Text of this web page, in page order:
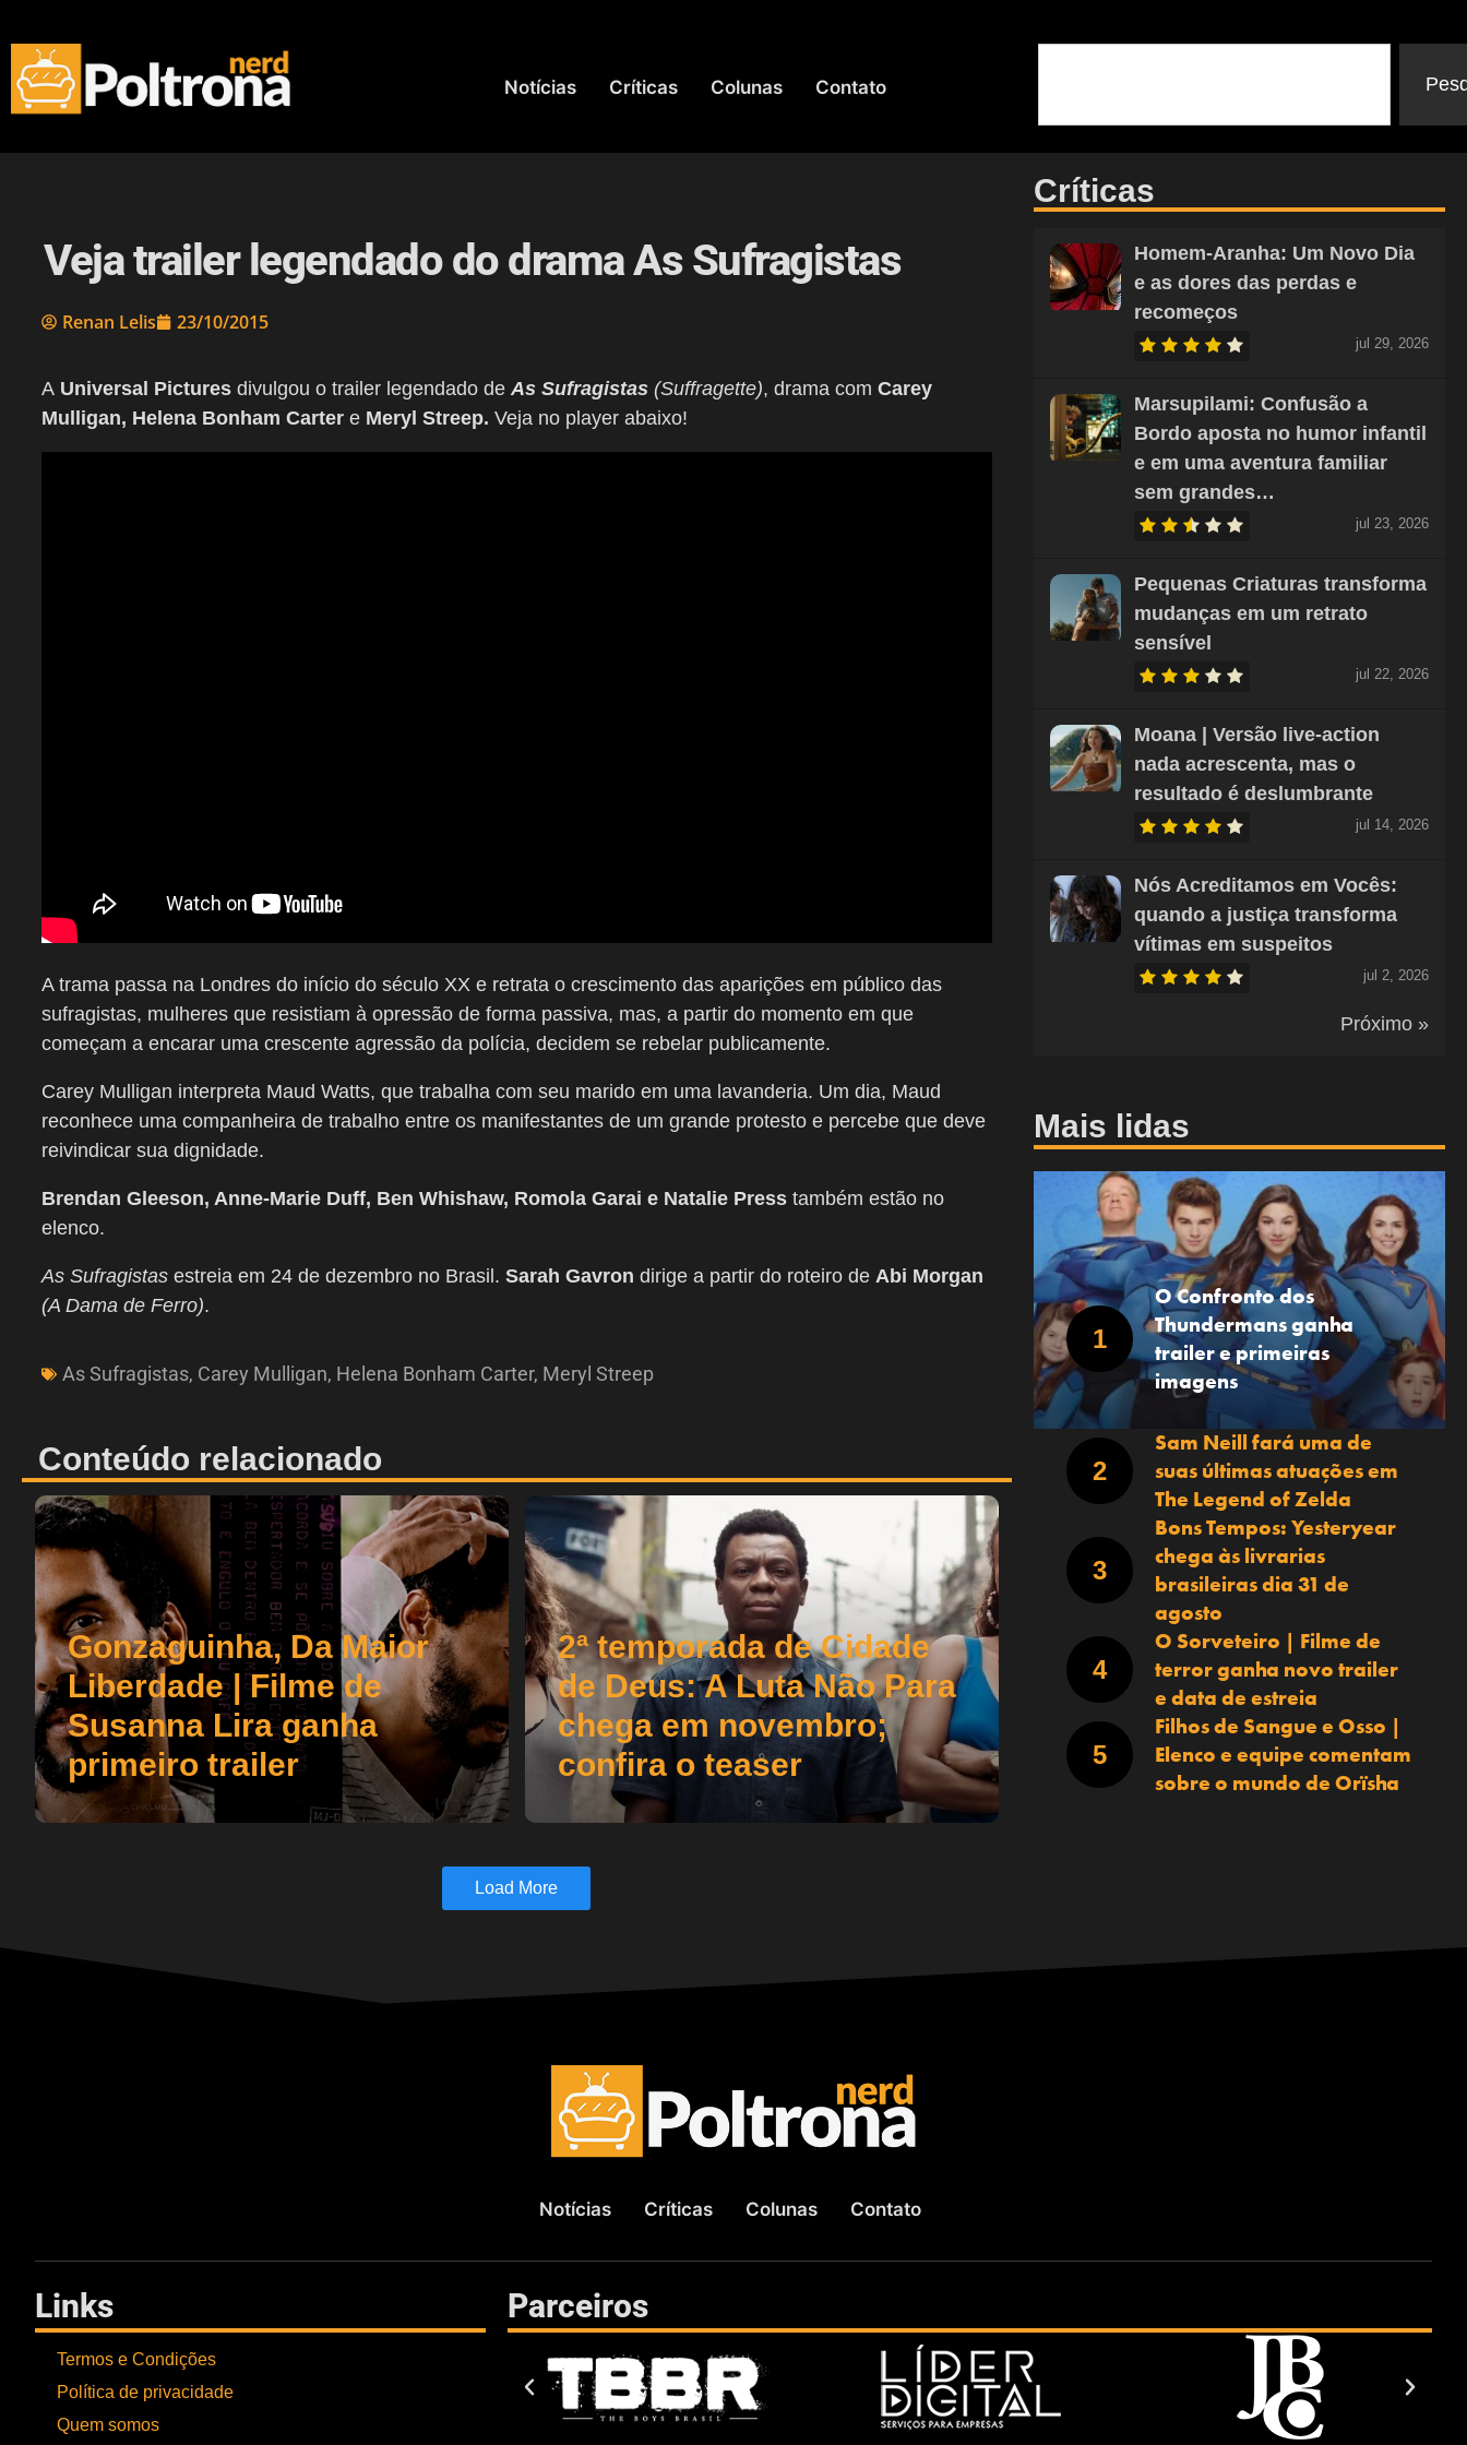
Notícias Críticas Colunas Contato
Veja trailer legendado do drama As Sufragistas
Renan Lelis 23/10/2015
A Universal Pictures divulgou o trailer legendado de As Sufragistas (Suffragette), drama com Carey
Mulligan, Helena Bonham Carter e Meryl Streep. Veja no player abaixo!
A trama passa na Londres do início do século XX e retrata o crescimento das aparições em público das
sufragistas, mulheres que resistiam à opressão de forma passiva, mas, a partir do momento em que
começam a encarar uma crescente agressão da polícia, decidem se rebelar publicamente.
Carey Mulligan interpreta Maud Watts, que trabalha com seu marido em uma lavanderia. Um dia, Maud
reconhece uma companheira de trabalho entre os manifestantes de um grande protesto e percebe que deve
reivindicar sua dignidade.
Brendan Gleeson, Anne-Marie Duff, Ben Whishaw, Romola Garai e Natalie Press também estão no
elenco.
As Sufragistas estreia em 24 de dezembro no Brasil. Sarah Gavron dirige a partir do roteiro de Abi Morgan
(A Dama de Ferro).
As Sufragistas, Carey Mulligan, Helena Bonham Carter, Meryl Streep
Conteúdo relacionado
Gonzaguinha, Da Maior
Liberdade | Filme de
Susanna Lira ganha
primeiro trailer
2ª temporada de Cidade
de Deus: A Luta Não Para
chega em novembro;
confira o teaser
Load More
Críticas
Homem-Aranha: Um Novo Dia
e as dores das perdas e
recomeços
jul 29, 2026
Marsupilami: Confusão a
Bordo aposta no humor infantil
e em uma aventura familiar
sem grandes…
jul 23, 2026
Pequenas Criaturas transforma
mudanças em um retrato
sensível
jul 22, 2026
Moana | Versão live-action
nada acrescenta, mas o
resultado é deslumbrante
jul 14, 2026
Nós Acreditamos em Vocês:
quando a justiça transforma
vítimas em suspeitos
jul 2, 2026
Próximo »
Mais lidas
O Confronto dos
Thundermans ganha
trailer e primeiras
imagens
Sam Neill fará uma de
suas últimas atuações em
The Legend of Zelda
Bons Tempos: Yesteryear
chega às livrarias
brasileiras dia 31 de
agosto
O Sorveteiro | Filme de
terror ganha novo trailer
e data de estreia
Filhos de Sangue e Osso |
Elenco e equipe comentam
sobre o mundo de Orïsha
Notícias Críticas Colunas Contato
Links
Termos e Condições
Política de privacidade
Quem somos
Parceiros